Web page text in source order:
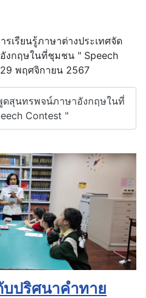
รเรียนรู้ภาษาต่างประเทศจัด
งกฤษในที่ชุมชน " Speech
พฤศจิกายน 2567
ดสุนทรพจน์ภาษาอังกฤษในที่
Contest "
ปริศนาคำทาย